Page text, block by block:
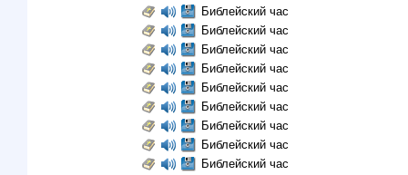
Библейский час
Библейский час
Библейский час
Библейский час
Библейский час
Библейский час
Библейский час
Библейский час
Библейский час